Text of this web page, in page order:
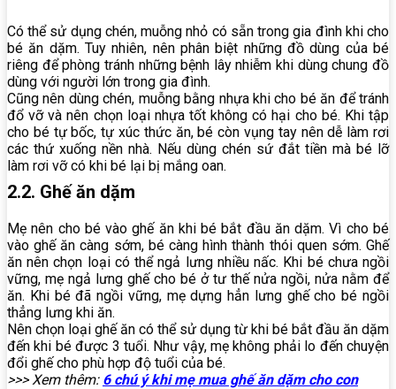
Có thể sử dụng chén, muỗng nhỏ có sẵn trong gia đình khi cho
bé ăn dặm. Tuy nhiên, nên phân biệt những đồ dùng của bé
riêng để phòng tránh những bệnh lây nhiễm khi dùng chung đồ
dùng với người lớn trong gia đình.
Cũng nên dùng chén, muỗng bằng nhựa khi cho bé ăn để tránh
đổ vỡ và nên chọn loại nhựa tốt không có hại cho bé. Khi tập
cho bé tự bốc, tự xúc thức ăn, bé còn vụng tay nên dễ làm rơi
các thứ xuống nền nhà. Nếu dùng chén sứ đắt tiền mà bé lỡ
làm rơi vỡ có khi bé lại bị mắng oan.
2.2. Ghế ăn dặm
Mẹ nên cho bé vào ghế ăn khi bé bắt đầu ăn dặm. Vì cho bé
vào ghế ăn càng sớm, bé càng hình thành thói quen sớm. Ghế
ăn nên chọn loại có thể ngả lưng nhiều nấc. Khi bé chưa ngồi
vững, mẹ ngả lưng ghế cho bé ở tư thế nửa ngồi, nửa nằm để
ăn. Khi bé đã ngồi vững, mẹ dựng hẳn lưng ghế cho bé ngồi
thẳng lưng khi ăn.
Nên chọn loại ghế ăn có thể sử dụng từ khi bé bắt đầu ăn dặm
đến khi bé được 3 tuổi. Như vậy, mẹ không phải lo đến chuyện
đổi ghế cho phù hợp độ tuổi của bé.
>>> Xem thêm: 6 chú ý khi mẹ mua ghế ăn dặm cho con